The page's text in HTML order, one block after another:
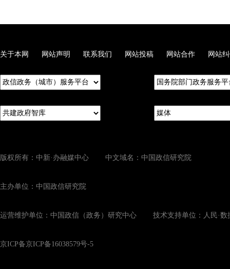
关于本网 网站声明 联系我们 网站投稿 网站合作 网站
版权所有：中新·办融媒中心 中文域名：中国政信研究院
主办单位：中国政信研究院
运营维护单位：中国政信（政务）研究中心 技术支持单位：人民·数
京ICP备京ICP备16038579号-5